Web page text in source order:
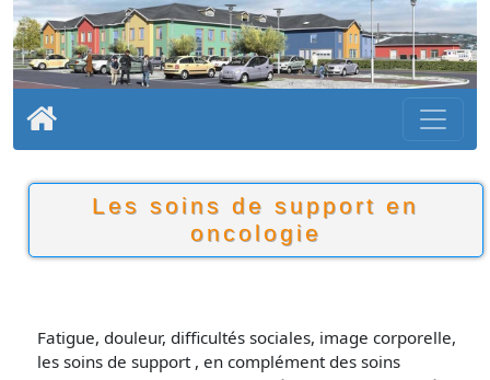
Les soins de support en
oncologie
Fatigue, douleur, difficultés sociales, image corporelle,
les soins de support , en complément des soins